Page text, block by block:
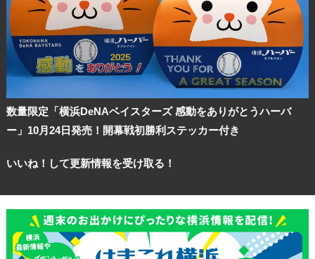
数量限定「横浜DeNAベイスターズ 感動をありがとうハーバ
ー」10月24日発売！開幕戦初勝利ステッカー付き
いいね！して更新情報を受け取る！